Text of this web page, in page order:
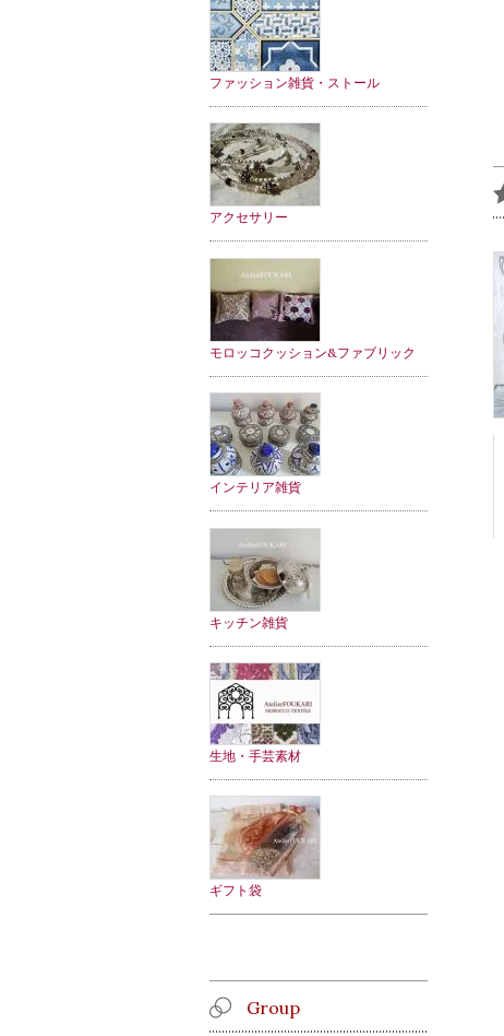
ファッション雑貨・ストール
アクセサリー
モロッコクッション&ファブリック
インテリア雑貨
キッチン雑貨
生地・手芸素材
ギフト袋
Group